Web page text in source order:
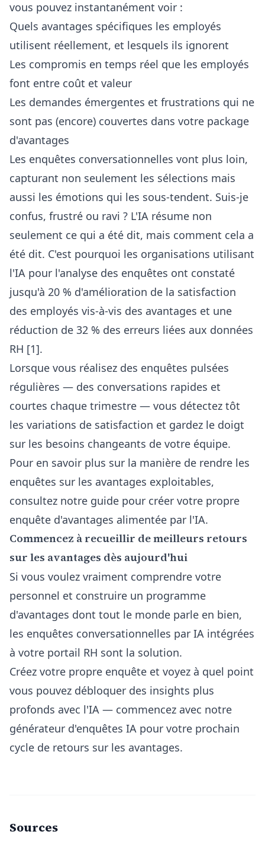
vous pouvez instantanément voir :
Quels avantages spécifiques les employés
utilisent réellement, et lesquels ils ignorent
Les compromis en temps réel que les employés
font entre coût et valeur
Les demandes émergentes et frustrations qui ne
sont pas (encore) couvertes dans votre package
d'avantages
Les enquêtes conversationnelles vont plus loin,
capturant non seulement les sélections mais
aussi les émotions qui les sous-tendent. Suis-je
confus, frustré ou ravi ? L'IA résume non
seulement ce qui a été dit, mais comment cela a
été dit. C'est pourquoi les organisations utilisant
l'IA pour l'analyse des enquêtes ont constaté
jusqu'à 20 % d'amélioration de la satisfaction
des employés vis-à-vis des avantages et une
réduction de 32 % des erreurs liées aux données
RH [1].
Lorsque vous réalisez des enquêtes pulsées
régulières — des conversations rapides et
courtes chaque trimestre — vous détectez tôt
les variations de satisfaction et gardez le doigt
sur les besoins changeants de votre équipe.
Pour en savoir plus sur la manière de rendre les
enquêtes sur les avantages exploitables,
consultez notre guide pour créer votre propre
enquête d'avantages alimentée par l'IA.
Commencez à recueillir de meilleurs retours
sur les avantages dès aujourd'hui
Si vous voulez vraiment comprendre votre
personnel et construire un programme
d'avantages dont tout le monde parle en bien,
les enquêtes conversationnelles par IA intégrées
à votre portail RH sont la solution.
Créez votre propre enquête et voyez à quel point
vous pouvez débloquer des insights plus
profonds avec l'IA — commencez avec notre
générateur d'enquêtes IA pour votre prochain
cycle de retours sur les avantages.
Sources